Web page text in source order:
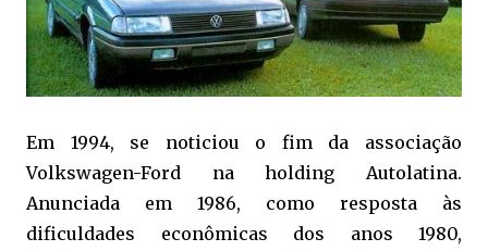
Em 1994, se noticiou o fim da associação
Volkswagen-Ford na holding Autolatina.
Anunciada em 1986, como resposta às
dificuldades econômicas dos anos 1980,